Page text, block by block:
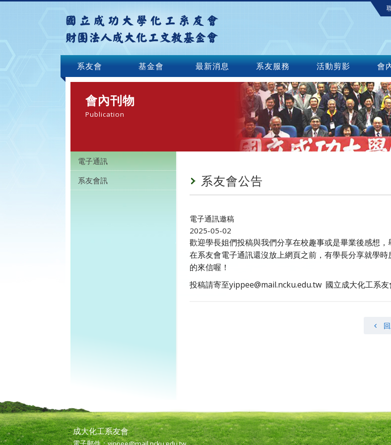
系友會 基金會 最新消息 系友服務 活動剪影 會
會內刊物
Publication
電子通訊
系友會訊
系友會公告
電子通訊邀稿
2025-05-02
歡迎學長姐們投稿與我們分享在校趣事或是畢業後感想
在系友會電子通訊還沒放上網頁之前，有學長分享就學
的來信喔！
投稿請寄至yippee@mail.ncku.edu.tw 國立成大化工系友
成大化工系友會